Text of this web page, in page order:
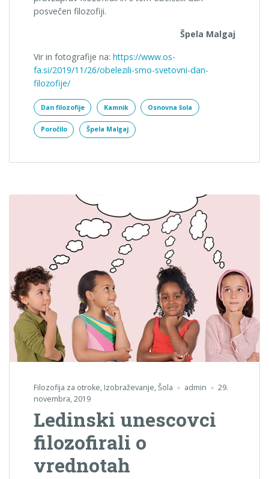
posvečen filozofiji.
Špela Malgaj
Vir in fotografije na: https://www.os-
fa.si/2019/11/26/obelezili-smo-svetovni-dan-
filozofije/
Dan filozofije Kamnik Osnovna šola
Poročilo Špela Malgaj
Filozofija za otroke, Izobraževanje,Šola admin
29.
novembra, 2019
Ledinski unescovci
filozofirali o
vrednotah